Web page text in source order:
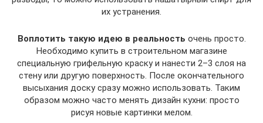
их устранения.
Воплотить такую идею в реальность очень просто.
Необходимо купить в строительном магазине
специальную грифельную краску и нанести 2–3 слоя на
стену или другую поверхность. После окончательного
высыхания доску сразу можно использовать. Таким
образом можно часто менять дизайн кухни: просто
рисуя новые картинки мелом.